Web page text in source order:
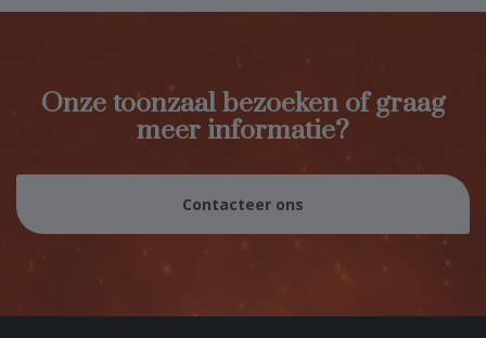
Onze toonzaal bezoeken of graag
meer informatie?
Contacteer ons